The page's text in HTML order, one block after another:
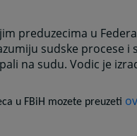
preduzecima u
sudske procese i
na sudu. Vodic je
u FBiH mozete preuzeti